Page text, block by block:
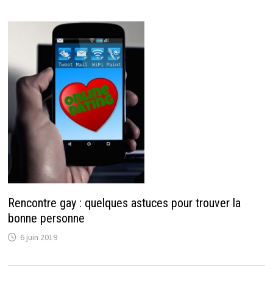
Rencontre gay : quelques astuces pour trouver la
bonne personne
6 juin 2019